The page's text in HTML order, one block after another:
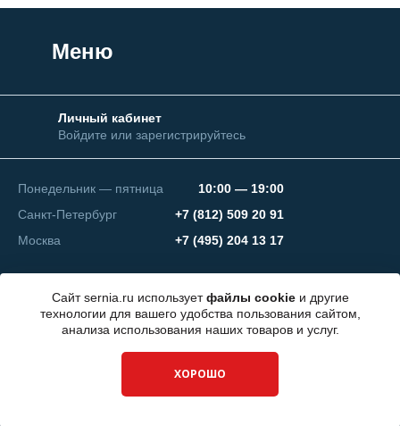
Сайт sernia.ru используетфайлы cookieи другие
технологии для вашего удобства пользования сайтом,
анализа использования наших товаров и услуг.
ХОРОШО
Меню
Личный кабинет
Войдите или зарегистрируйтесь
Понедельник — пятница
10:00 — 19:00
Санкт-Петербург
+7 (812) 509 20 91
Москва
+7 (495) 204 13 17
Разработка сайта —